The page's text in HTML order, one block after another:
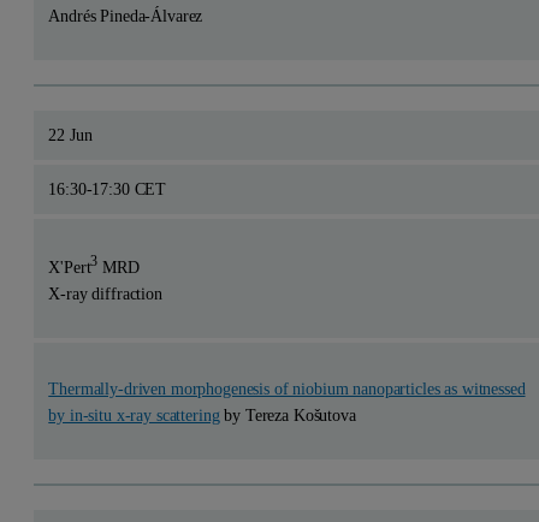
Andrés Pineda-Álvarez
22 Jun
16:30-17:30 CET
X'Pert3 MRD
X-ray diffraction
Thermally-driven morphogenesis of niobium nanoparticles as witnessed
by in-situ x-ray scattering by Tereza Košutova